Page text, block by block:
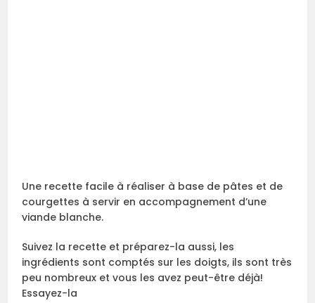
Une recette facile à réaliser à base de pâtes et de
courgettes à servir en accompagnement d’une
viande blanche.
Suivez la recette et préparez-la aussi, les
ingrédients sont comptés sur les doigts, ils sont très
peu nombreux et vous les avez peut-être déjà!
Essayez-la